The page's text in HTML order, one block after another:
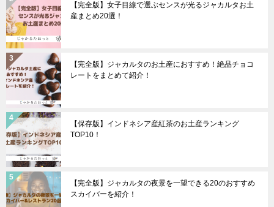
【完全版】女子目線で選ぶセンスが光るジャカルタお土
産まとめ20選！
【完全版】ジャカルタのお土産におすすめ！絶品チョコ
レートをまとめて紹介！
【保存版】インドネシア産紅茶のお土産ランキング
TOP10！
【完全版】ジャカルタの夜景を一望できる20のおすすめ
スカイバーを紹介！